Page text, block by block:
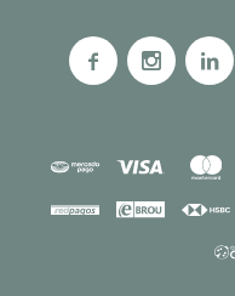
  